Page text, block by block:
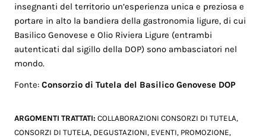
insegnanti del territorio un’esperienza unica e preziosa e
portare in alto la bandiera della gastronomia ligure, di cui
Basilico Genovese e Olio Riviera Ligure (entrambi
autenticati dal sigillo della DOP) sono ambasciatori nel
mondo.
Fonte:Consorzio di Tutela del Basilico Genovese DOP
ARGOMENTI TRATTATI:COLLABORAZIONI CONSORZI DI TUTELA,
CONSORZI DI TUTELA, DEGUSTAZIONI, EVENTI, PROMOZIONE,